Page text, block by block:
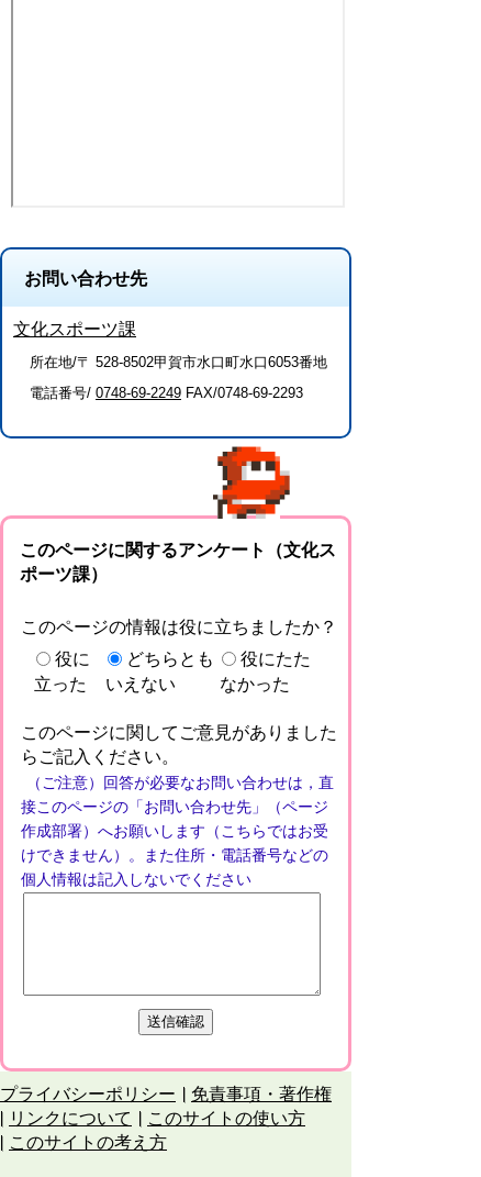
お問い合わせ先
文化スポーツ課
所在地/〒 528-8502甲賀市水口町水口6053番地
電話番号/ 0748-69-2249 FAX/0748-69-2293
このページに関するアンケート（文化ス
ポーツ課）
このページの情報は役に立ちましたか？
役に
立った
どちらとも
いえない
役にたた
なかった
このページに関してご意見がありました
らご記入ください。
（ご注意）回答が必要なお問い合わせは，直
接このページの「お問い合わせ先」（ページ
作成部署）へお願いします（こちらではお受
けできません）。また住所・電話番号などの
個人情報は記入しないでください
プライバシーポリシー
免責事項・著作権
リンクについて
このサイトの使い方
このサイトの考え方